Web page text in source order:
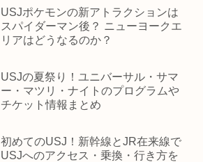
USJポケモンの新アトラクションは
スパイダーマン後？ ニューヨークエ
リアはどうなるのか？
USJの夏祭り！ユニバーサル・サマ
ー・マツリ・ナイトのプログラムや
チケット情報まとめ
初めてのUSJ！新幹線とJR在来線で
USJへのアクセス・乗換・行き方を